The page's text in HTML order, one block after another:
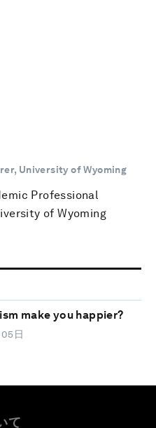
University of Wyoming
Professional
of Wyoming
make you happier?
日
て